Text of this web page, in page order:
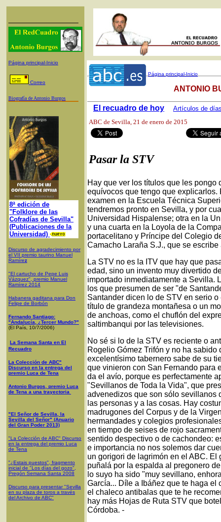
Página principal-Inicio
Correo
Biografía de Antonio Burgos
8ª edición de
"Folklore de las
Cofradías de Sevilla"
(Publicaciones de la
Universidad)
Discurso de agradecimiento por
el VII premio taurino Manuel
Ramírez
"El cartucho de Pepe Luis
Vázquez", premio Manuel
Ramírez 2014
Habanera gaditana para Don
Felipe de Borbón
Fernando Santiago:
"Andalucía, ¿Tercer Mundo?"
(El País, 10/7/2006)
La Semana Santa en El
Recuadro
La Colección de ABC"
Discurso en la entrega del
premio Luca de Tena
Antonio Burgos, premio Luca
de Tena a una trayectoria
"El Señor de Sevilla, la
Sevilla del Señor" (Anuario
del Gran Poder 2013)
"La Colección de ABC" Discurso
en la entrega del premio Luca
de Tena
"¿Estais puestos", fragmento
inicial de "Los días del gozo",
Pregón Semana Santa 2008
Discurso para presentar "Sevilla
en su plaza de toros a través
del Archivo de ABC"
Página principal-Inicio
El recuadro de hoy Artículos de
ANTONIO
ABC de Sevilla, 21 de enero de 2015
Pasar la STV
Hay que ver los títulos que les pongo
equívocos que tengo que
examen en la Escuela Técnica
tendremos pronto en Sevilla, y por
Universidad Hispalense; otra en la
y una cuarta en la Loyola de la
portacelitano y Príncipe del Colegio
Camacho Laraña S.J., que se
La STV no es la ITV que hay que
edad, sino un invento muy divertido
importado inmediatamente a Sevilla.
los que presumen de ser "de
Santander dicen lo de STV en serio
título de grandeza montañesa o un
de anchoas, como el chuflón del
saltimbanqui por las televisiones.
No sé si lo de la STV es reciente o
Rogelio Gómez Trifón y no ha
excelentísimo tabernero sabe de su
que vinieron con San Fernando para
da el avío, porque es perfectamente
"Sevillanos de Toda la Vida", que
advenedizos que son sólo sevillanos
las personas y a las cosas. Hay
madrugones del Corpus y de la
hermandades y colegios
en tiempo de seises de rojo
sentido despectivo o de cachondeo:
e importancia no nos solemos dar
un gorigori de lagrimón en el ABC. El
puñalá por la espalda al pregonero
lo suyo ha sido "muy sevillano,
García... Díle a Ibáñez que te haga
el chaleco antibalas que te he
hay más Hojas de Ruta STV que
Córdoba. -